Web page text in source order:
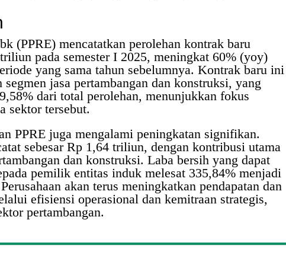
(PPRE) mencatatkan perolehan kontrak baru
pada semester I 2025, meningkat 60% (yoy)
yang sama tahun sebelumnya. Kontrak baru ini
jasa pertambangan dan konstruksi, yang
dari total perolehan, menunjukkan fokus
sektor tersebut.
PPRE juga mengalami peningkatan signifikan.
sebesar Rp 1,64 triliun, dengan kontribusi utama
dan konstruksi. Laba bersih yang dapat
pemilik entitas induk melesat 335,84% menjadi
akan terus meningkatkan pendapatan dan
efisiensi operasional dan kemitraan strategis,
pertambangan.